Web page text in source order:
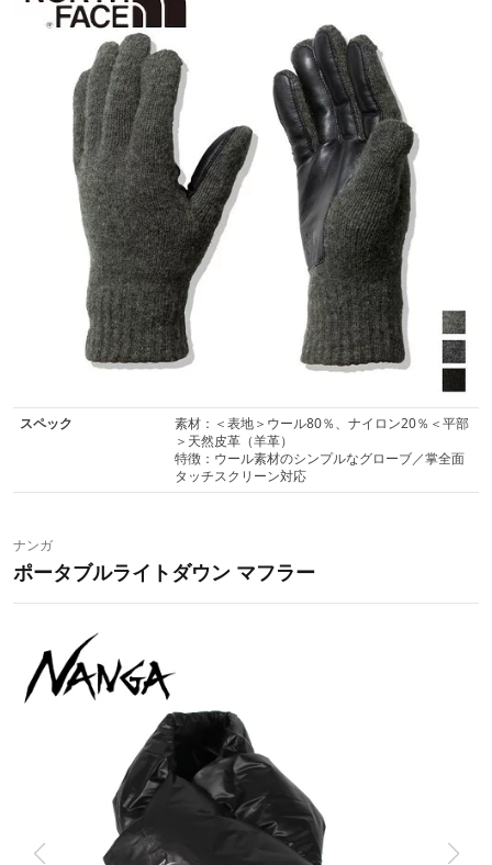
スペック
素材：＜表地＞ウール80％、ナイロン20％＜平部
＞天然皮革（羊革）
特徴：ウール素材のシンプルなグローブ／掌全面
タッチスクリーン対応
ナンガ
ポータブルライトダウン マフラー